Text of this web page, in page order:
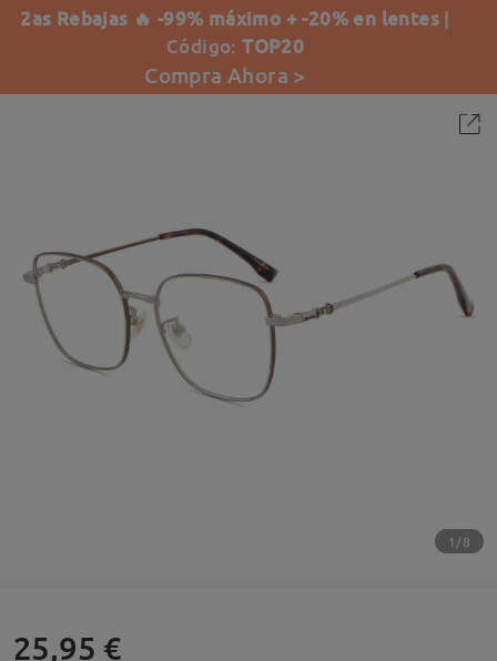
2as Rebajas 🔥 -99% máximo + -20% en lentes |
Código:TOP20
Compra Ahora >
1/8
25,95 €